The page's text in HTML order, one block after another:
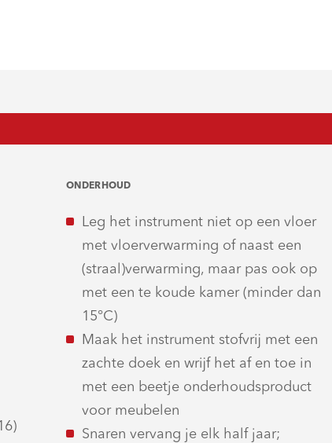
ONDERHOUD
Leg het instrument niet op een vloer
met vloerverwarming of naast een
(straal)verwarming, maar pas ook op
met een te koude kamer (minder dan
15°C)
Maak het instrument stofvrij met een
zachte doek en wrijf het af en toe in
met een beetje onderhoudsproduct
voor meubelen
Snaren vervang je elk half jaar;